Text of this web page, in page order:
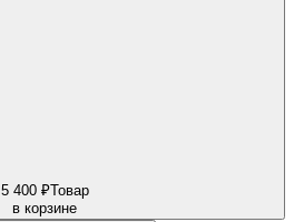
5 400 ₽Товар
в корзине